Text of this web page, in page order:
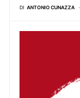
DI ANTONIO CUNAZZA